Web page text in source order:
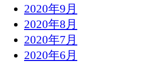
2020年9月
2020年8月
2020年7月
2020年6月